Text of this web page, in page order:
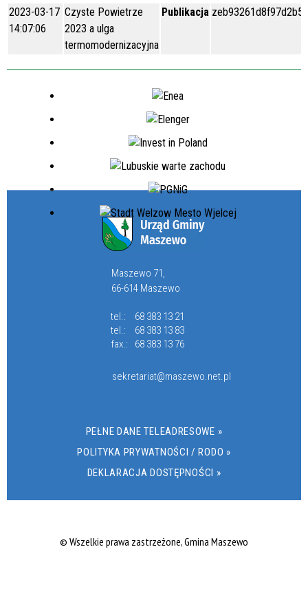
2023-03-17
14:07:06
Czyste Powietrze
2023 a ulga
termomodernizacyjna
Publikacja
Maszewo 71,
66-614 Maszewo
tel.:
68 383 13 21
tel.:
68 383 13 83
fax.:
68 383 13 76
sekretariat@maszewo.net.pl
PEŁNE DANE TELEADRESOWE »
POLITYKA PRYWATNOŚCI / RODO »
DEKLARACJA DOSTĘPNOŚCI »
© Wszelkie prawa zastrzeżone, Gmina Maszewo